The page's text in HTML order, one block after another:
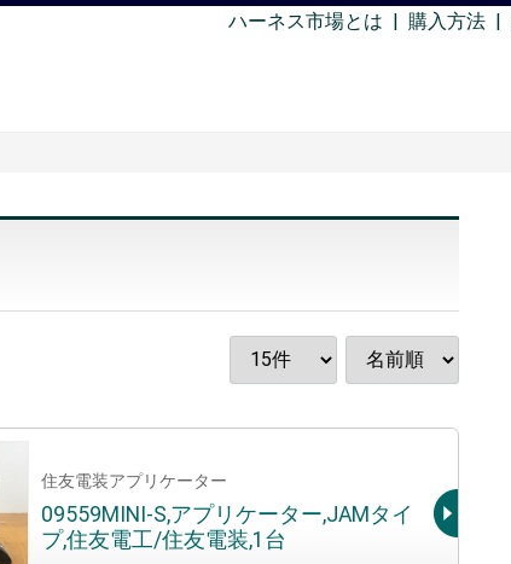
ハーネス市場とは | 購入方法 |
住友電装アプリケーター
09559MINI-S,アプリケーター,JAMタイ
プ,住友電工/住友電装,1台